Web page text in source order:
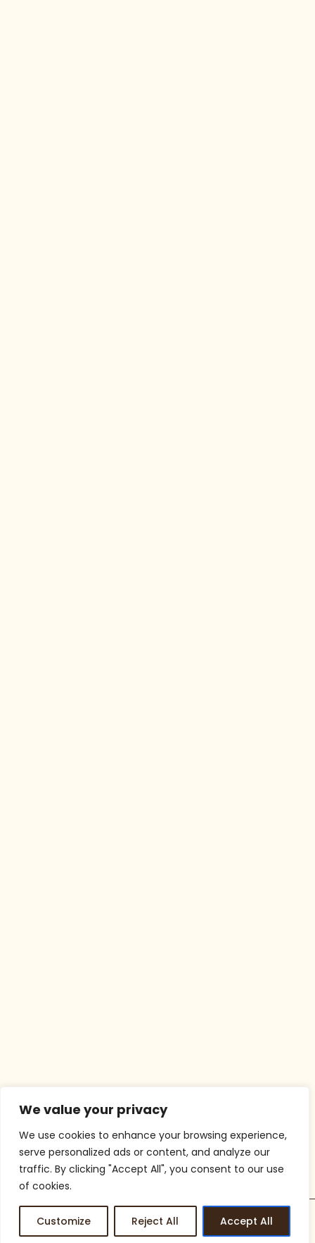
We value your privacy
We use cookies to enhance your browsing experience,
serve personalized ads or content, and analyze our
traffic. By clicking "Accept All", you consent to our use
of cookies.
Customize Reject All Accept All